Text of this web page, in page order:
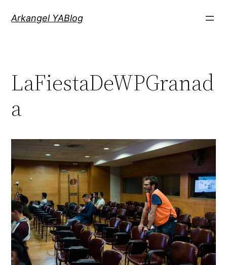
Arkangel YABlog
LaFiestaDeWPGranad
a